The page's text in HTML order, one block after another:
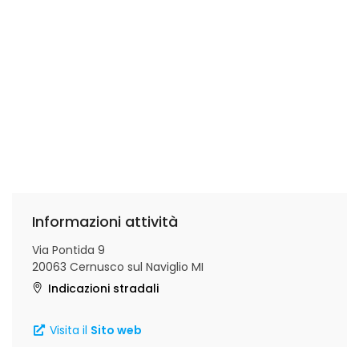
Informazioni attività
Via Pontida 9
20063 Cernusco sul Naviglio MI
Indicazioni stradali
Visita il Sito web